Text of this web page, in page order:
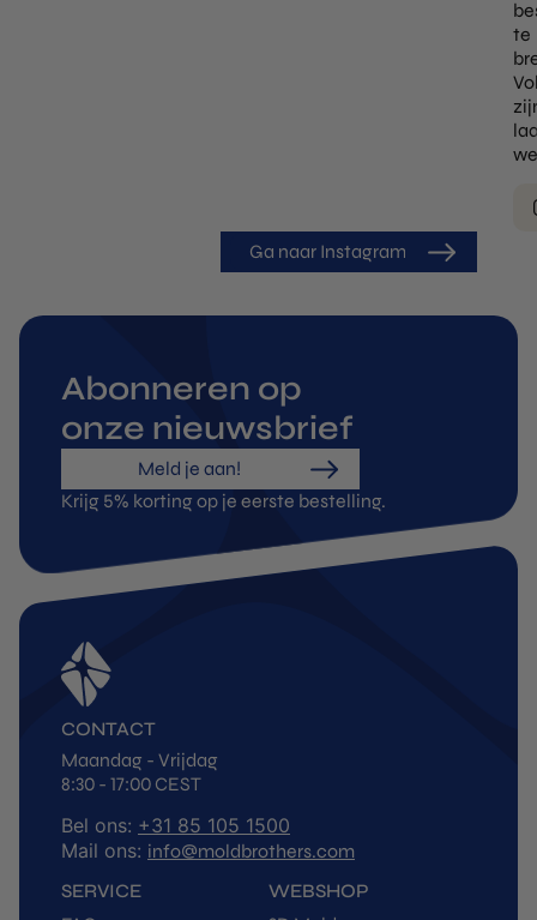
te
Ga naar Instagram
Abonneren op
onze nieuwsbrief
Meld je aan!
Krijg 5% korting op je eerste bestelling.
SERVICE
WEBSHOP
CONTACT
Maandag - Vrijdag
8:30 - 17:00 CEST
Bel ons: +31 85 105 1500
Mail ons: info@moldbrothers.com